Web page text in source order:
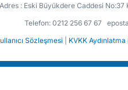
Adres : Eski Büyükdere Caddesi
Telefon: 0212 256 67 67
Sözleşmesi
KVKK